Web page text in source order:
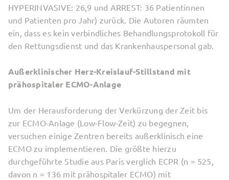
HYPERINVASIVE: 26,9 und ARREST: 36 Patientinnen
und Patienten pro Jahr) zurück. Die Autoren räumten
ein, dass es kein verbindliches Behandlungsprotokoll für
den Rettungsdienst und das Krankenhauspersonal gab.
Außerklinischer Herz-Kreislauf-Stillstand mit
prähospitaler ECMO-Anlage
Um der Herausforderung der Verkürzung der Zeit bis
zur ECMO-Anlage (Low-Flow-Zeit) zu begegnen,
versuchen einige Zentren bereits außerklinisch eine
ECMO zu implementieren. Die größte hierzu
durchgeführte Studie aus Paris verglich ECPR (n = 525,
davon n = 136 mit prähospitaler ECMO) mit